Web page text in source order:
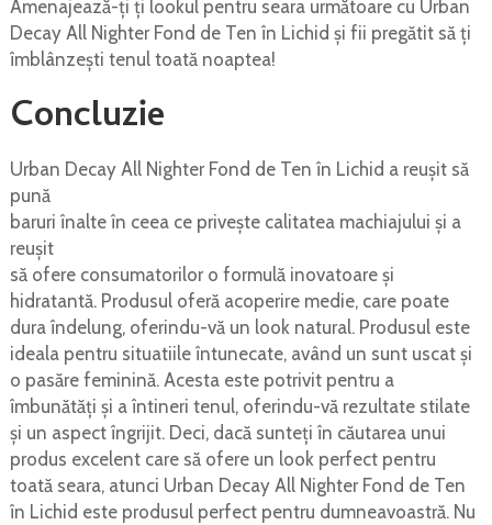
Amenajează-ți ți lookul pentru seara următoare cu Urban
Decay All Nighter Fond de Ten în Lichid și fii pregătit să ți
îmblânzești tenul toată noaptea!
Concluzie
Urban Decay All Nighter Fond de Ten în Lichid a reușit să
pună
baruri înalte în ceea ce privește calitatea machiajului și a
reușit
să ofere consumatorilor o formulă inovatoare și
hidratantă. Produsul oferă acoperire medie, care poate
dura îndelung, oferindu-vă un look natural. Produsul este
ideala pentru situatiile întunecate, având un sunt uscat și
o pasăre feminină. Acesta este potrivit pentru a
îmbunătăți și a întineri tenul, oferindu-vă rezultate stilate
și un aspect îngrijit. Deci, dacă sunteți în căutarea unui
produs excelent care să ofere un look perfect pentru
toată seara, atunci Urban Decay All Nighter Fond de Ten
în Lichid este produsul perfect pentru dumneavoastră. Nu